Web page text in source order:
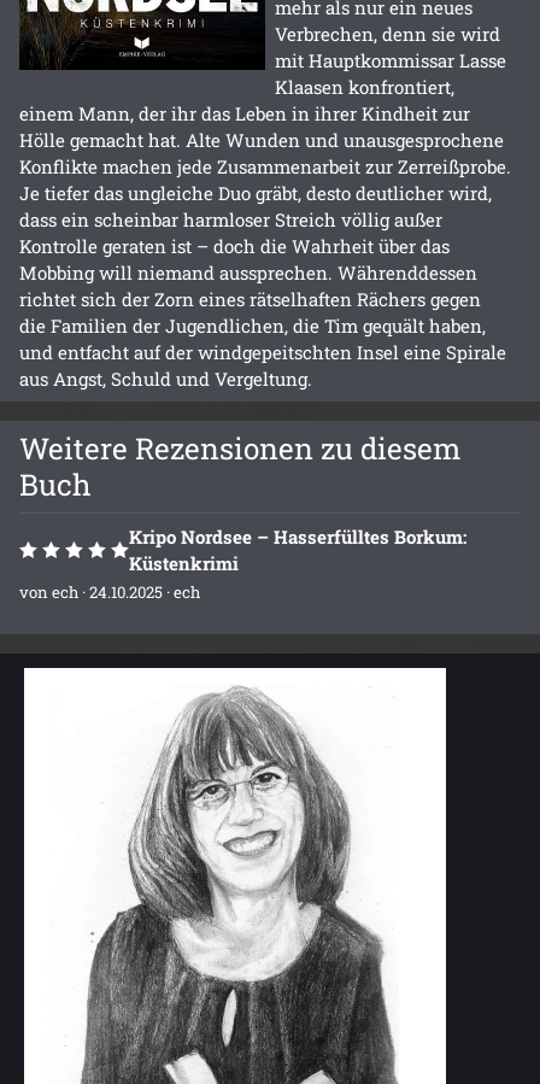
mehr als nur ein neues
Verbrechen, denn sie wird
mit Hauptkommissar Lasse
Klaasen konfrontiert,
einem Mann, der ihr das Leben in ihrer Kindheit zur
Hölle gemacht hat. Alte Wunden und unausgesprochene
Konflikte machen jede Zusammenarbeit zur Zerreißprobe.
Je tiefer das ungleiche Duo gräbt, desto deutlicher wird,
dass ein scheinbar harmloser Streich völlig außer
Kontrolle geraten ist – doch die Wahrheit über das
Mobbing will niemand aussprechen. Währenddessen
richtet sich der Zorn eines rätselhaften Rächers gegen
die Familien der Jugendlichen, die Tim gequält haben,
und entfacht auf der windgepeitschten Insel eine Spirale
aus Angst, Schuld und Vergeltung.
Weitere Rezensionen zu diesem
Buch
Kripo Nordsee – Hasserfülltes Borkum:
Küstenkrimi
vonech · 24.10.2025 ·ech